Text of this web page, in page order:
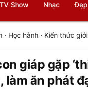
TV Show Nhạc Đẹp
· Học hành· Kiến thức
giáp gặp
làm ăn phát